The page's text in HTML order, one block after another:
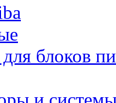
блоков